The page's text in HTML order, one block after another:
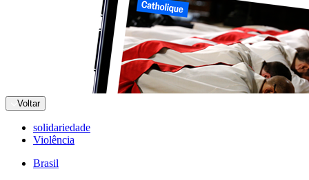
Voltar
solidariedade
Violência
Brasil